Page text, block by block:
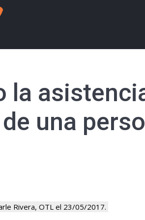
la
una
Rivera, OTL el 23/05/2017.